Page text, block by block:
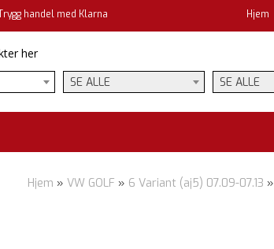
handel med Klarna Hjem
her
SE ALLE SE ALLE
Hjem » VW GOLF » 6 Variant (aj5) 07.09-07.13 »